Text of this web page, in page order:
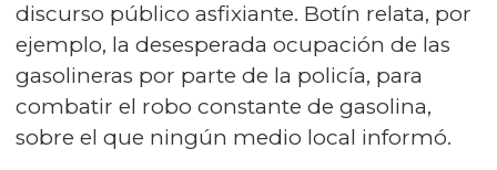
discurso público asfixiante. Botín relata, por
ejemplo, la desesperada ocupación de las
gasolineras por parte de la policía, para
combatir el robo constante de gasolina,
sobre el que ningún medio local informó.